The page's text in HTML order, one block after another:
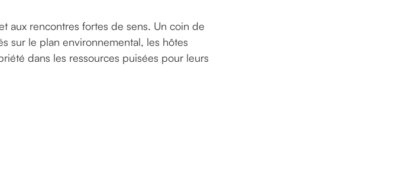
aux rencontres fortes de sens. Un coin de
sur le plan environnemental, les hôtes
dans les ressources puisées pour leurs